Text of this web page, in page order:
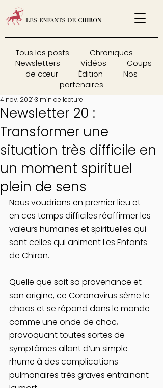
Tous les posts
Chroniques
Newsletters
Vidéos
Coups
de cœur
Édition
Nos
partenaires
Newsletter 20 :
Transformer une
situation très difficile en
un moment spirituel
plein de sens
4 nov. 20213 min de lecture
Nous voudrions en premier lieu et
en ces temps difficiles réaffirmer les
valeurs humaines et spirituelles qui
sont celles qui animent Les Enfants
de Chiron.
Quelle que soit sa provenance et
son origine, ce Coronavirus sème le
chaos et se répand dans le monde
comme une onde de choc,
provoquant toutes sortes de
symptômes allant d’un simple
rhume à des complications
pulmonaires très graves entrainant